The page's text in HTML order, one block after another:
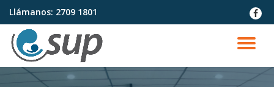
Saltar
contenido
Llámanos: 2709 1801
fa-